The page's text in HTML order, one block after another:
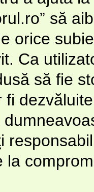
să
orice
Ca
să fie
fi
la